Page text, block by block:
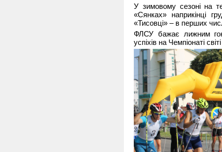
У зимовому сезоні на
«Сянках» наприкінці
«Тисовці» – в перших
ФЛСУ бажає лижним
успіхів на Чемпіонаті